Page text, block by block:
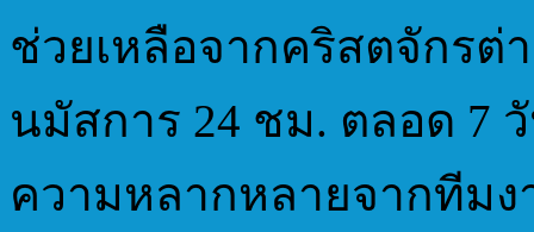
ช่วยเหลือจากคริสตจักรต่
นมัสการ 24 ชม. ตลอด 7
ความหลากหลายจากทีม